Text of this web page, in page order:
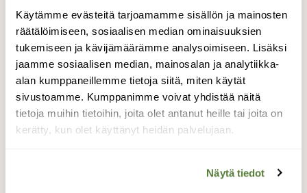
Käytämme evästeitä tarjoamamme sisällön ja mainosten
räätälöimiseen, sosiaalisen median ominaisuuksien
tukemiseen ja kävijämäärämme analysoimiseen. Lisäksi
jaamme sosiaalisen median, mainosalan ja analytiikka-
alan kumppaneillemme tietoja siitä, miten käytät
sivustoamme. Kumppanimme voivat yhdistää näitä
tietoja muihin tietoihin, joita olet antanut heille tai joita on
kerätty, kun olet käyttänyt heidän palvelujaan.
Näytä tiedot
Kalatiira
Kalatiira tähyili kaloja vakiopaikallaan